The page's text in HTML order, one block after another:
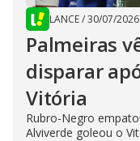
LANCE/30/07/2026
Palmeiras
disparar
Vitória
Rubro-Negro
Alviverde goleou o